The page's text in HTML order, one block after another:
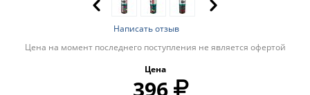
Написать отзыв
Цена на момент последнего поступления не является офертой
Цена
396